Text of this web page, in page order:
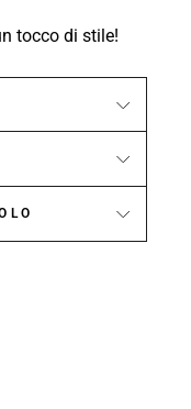
tocco di stile!